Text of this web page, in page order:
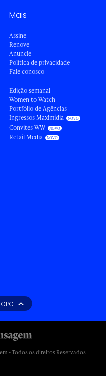
Mais
Assine
Renove
Anuncie
Política de privacidade
Fale conosco
Edição semanal
Women to Watch
Portfólio de Agências
Ingressos Maximídia
Convites WW
Retail Media
- Todos os direitos Reservados